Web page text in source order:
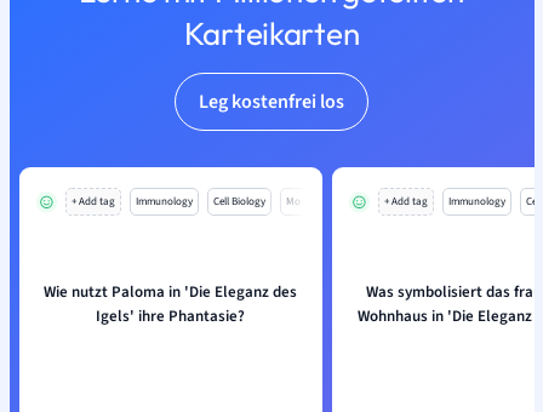
Karteikarten
Leg kostenfrei los
+ Add tag Immunology Cell Biology Mo
Wie nutzt Paloma in 'Die Eleganz des
Igels' ihre Phantasie?
+ Add tag Immunology
Was symbolisiert das
Wohnhaus in 'Die Eleganz